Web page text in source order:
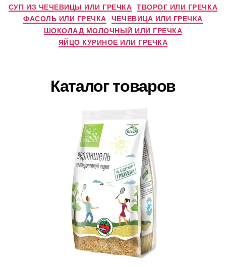
СУП ИЗ ЧЕЧЕВИЦЫ ИЛИ ГРЕЧКА ТВОРОГ ИЛИ ГРЕЧКА
ФАСОЛЬ ИЛИ ГРЕЧКА ЧЕЧЕВИЦА ИЛИ ГРЕЧКА
ШОКОЛАД МОЛОЧНЫЙ ИЛИ ГРЕЧКА
ЯЙЦО КУРИНОЕ ИЛИ ГРЕЧКА
Каталог товаров